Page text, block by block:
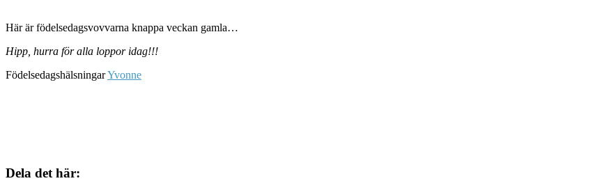
Här är födelsedagsvovvarna knappa veckan gamla…
Hipp, hurra för alla loppor idag!!!
FödelsedagshälsningarYvonne
Dela det här: